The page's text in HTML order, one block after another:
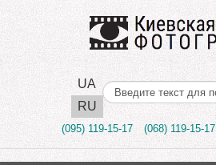
UA
RU
Поиск..
(095) 119-15-17 (068) 119-15-17